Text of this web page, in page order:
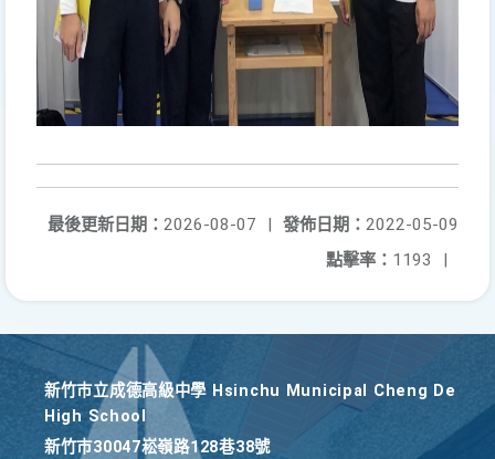
發佈日期： 2022-05-09
最後更新日期： 2026-08-07
|
點擊率： 1193 |
新竹巿立成德高級中學 Hsinchu Municipal Cheng De
High School
新竹巿30047崧嶺路128巷38號